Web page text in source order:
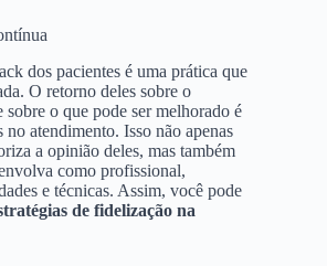
dos pacientes é uma prática que
O retorno deles sobre o
sobre o que pode ser melhorado é
no atendimento. Isso não apenas
a opinião deles, mas também
como profissional,
e técnicas. Assim, você pode
de fidelização na